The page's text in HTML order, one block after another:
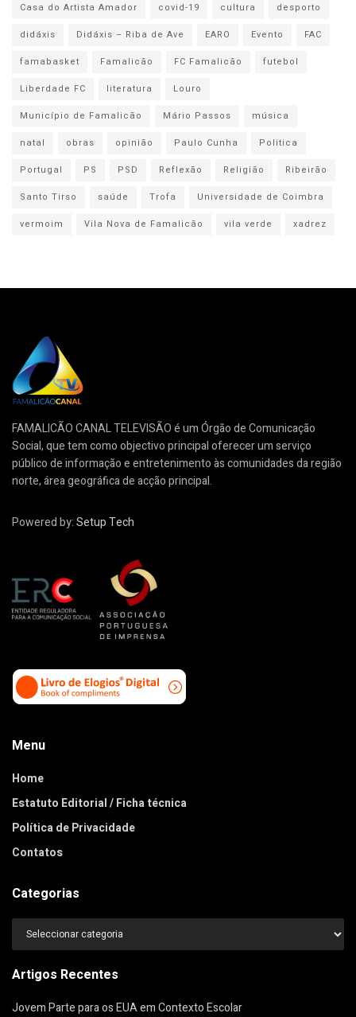
Casa do Artista Amador
covid-19 cultura
desporto
didáxis
Didáxis – Riba de Ave EARO Evento
FAC
famabasket
Famalicão FC Famalicão
futebol
Liberdade FC
literatura
Louro
Município de Famalicão
Mário Passos
música
natal
obras opinião Paulo Cunha
Politica
Portugal
PS PSD Reflexão Religião
Ribeirão
Santo Tirso
saúde Trofa
Universidade de Coimbra
vermoim
Vila Nova de Famalicão vila verde xadrez
FAMALICÃO CANAL TELEVISÃO é um Órgão de Comunicação
Social, que tem como objectivo principal oferecer um serviço
público de informação e entretenimento às comunidades da região
norte, área geográfica de acção principal.
Powered by:Setup Tech
Menu
Home
Estatuto Editorial / Ficha técnica
Política de Privacidade
Contatos
Categorias
Categorias
Artigos Recentes
Jovem Parte para os EUA em Contexto Escolar